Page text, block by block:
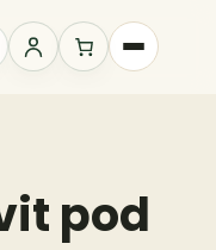
Přihlášení
pod